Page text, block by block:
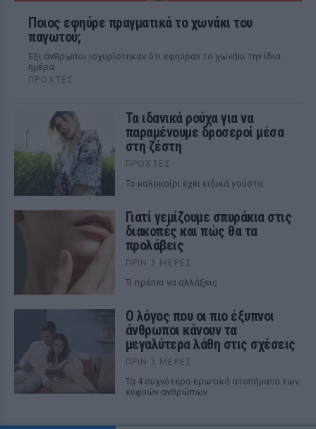
Ποιος εφηύρε πραγματικά το χωνάκι του
παγωτού;
Έξι άνθρωποι ισχυρίστηκαν ότι εφηύραν το χωνάκι την ίδια
ημέρα
ΠΡΟΧΤΈΣ
Τα ιδανικά ρούχα για να
παραμένουμε δροσεροί μέσα
στη ζέστη
ΠΡΟΧΤΈΣ
To καλοκαίρι έχει ειδικά γούστα
Γιατί γεμίζουμε σπυράκια στις
διακοπές και πώς θα τα
προλάβεις
ΠΡΙΝ 3 ΜΈΡΕΣ
Τι πρέπει να αλλάξεις
Ο λόγος που οι πιο έξυπνοι
άνθρωποι κάνουν τα
μεγαλύτερα λάθη στις σχέσεις
ΠΡΙΝ 3 ΜΈΡΕΣ
Τα 4 συχνότερα ερωτικά ατοπήματα των
ευφυών ανθρώπων